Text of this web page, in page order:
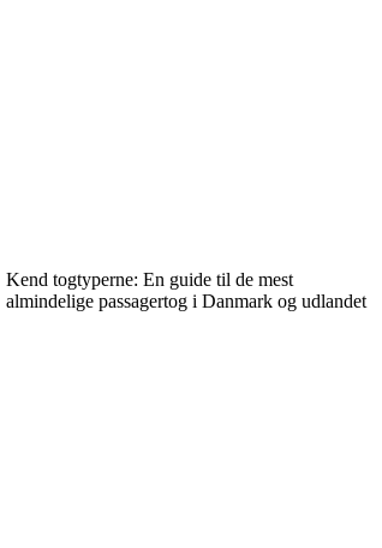
Kend togtyperne: En guide til de mest
almindelige passagertog i Danmark og udlandet